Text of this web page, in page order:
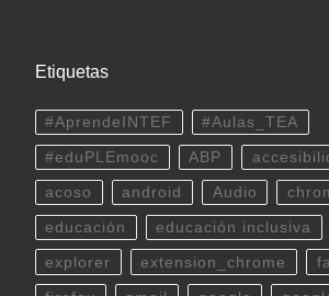
Etiquetas
#AprendeINTEF #Aulas_TEA
#eduPLEmooc ABP
acoso android Audio
educación educación inclusiva
explorer extension_chrome